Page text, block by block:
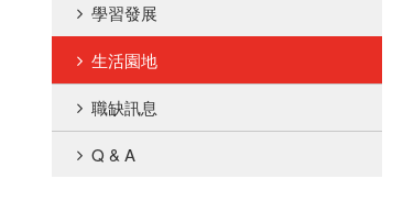
學習發展
生活園地
職缺訊息
Q & A